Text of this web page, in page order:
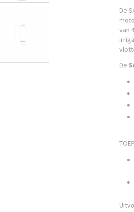
De
van
De